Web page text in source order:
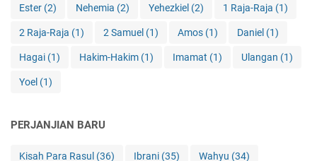
Ester (2) Nehemia (2) Yehezkiel (2) 1 Raja-Raja (1)
2 Raja-Raja (1) 2 Samuel (1) Amos (1) Daniel (1)
Hagai (1) Hakim-Hakim (1) Imamat (1) Ulangan (1)
Yoel (1)
PERJANJIAN BARU
Kisah Para Rasul (36) Ibrani (35) Wahyu (34)